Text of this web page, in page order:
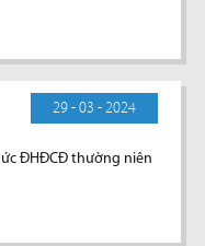
29 - 03 - 2024
ĐHĐCĐ thường niên